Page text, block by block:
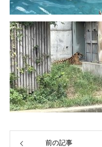
前の記事